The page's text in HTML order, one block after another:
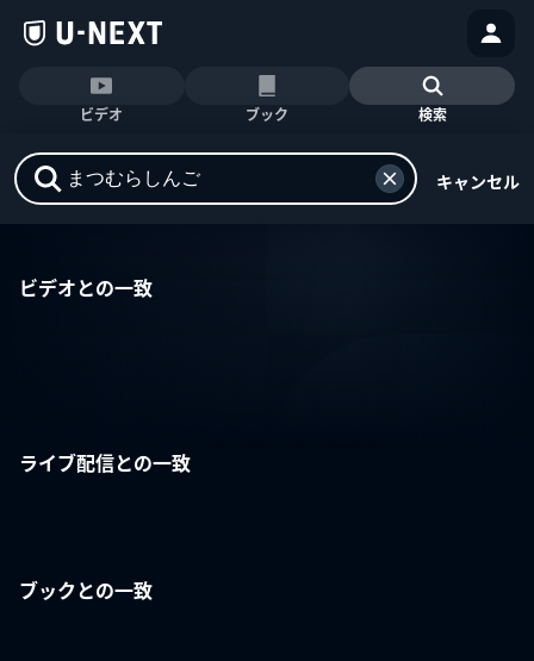
ビデオ ブック 検索
キャンセル
ビデオとの一致
ライブ配信との一致
ブックとの一致